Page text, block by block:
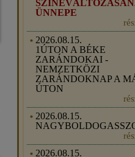
ÜNNEPE
2026.08.15.
1ÚTON A BÉKE
ZARÁNDOKAI -
NEMZETKÖZI
ZARÁNDOKNAP A
ÚTON
2026.08.15.
2026.08.15.